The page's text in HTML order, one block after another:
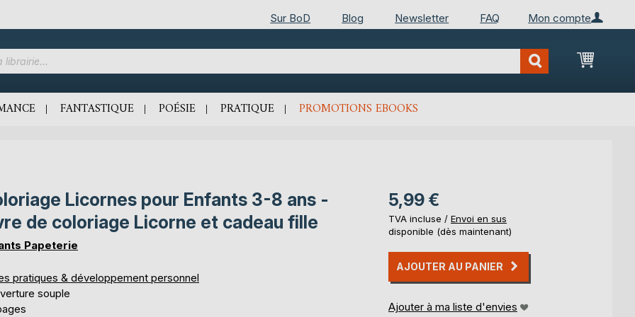
Mon compte
Sur BoD Blog Newsletter FAQ
Mon
FANTASTIQUE POÉSIE PRATIQUE PROMOTIONS EBOOKS
Licornes pour Enfants 3-8 ans -
de coloriage Licorne et cadeau fille
Papeterie
pratiques & développement personnel
souple
5,99 €
TVA incluse / Envoi en sus
disponible (dès maintenant)
AJOUTER AU PANIER
Ajouter à ma liste d'envies